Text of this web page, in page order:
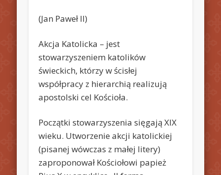
(Jan Paweł II)
Akcja Katolicka – jest
stowarzyszeniem katolików
świeckich, którzy w ścisłej
współpracy z hierarchią realizują
apostolski cel Kościoła.
Początki stowarzyszenia sięgają XIX
wieku. Utworzenie akcji katolickiej
(pisanej wówczas z małej litery)
zaproponował Kościołowi papież